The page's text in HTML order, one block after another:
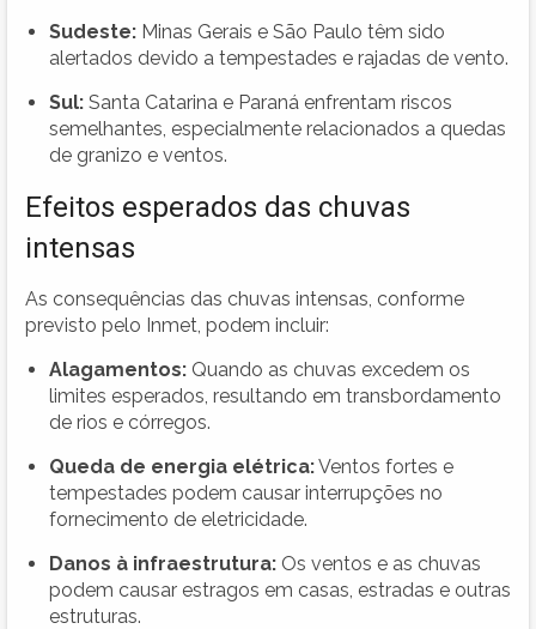
Sudeste: Minas Gerais e São Paulo têm sido
alertados devido a tempestades e rajadas de vento.
Sul: Santa Catarina e Paraná enfrentam riscos
semelhantes, especialmente relacionados a quedas
de granizo e ventos.
Efeitos esperados das chuvas
intensas
As consequências das chuvas intensas, conforme
previsto pelo Inmet, podem incluir:
Alagamentos: Quando as chuvas excedem os
limites esperados, resultando em transbordamento
de rios e córregos.
Queda de energia elétrica:Ventos fortes e
tempestades podem causar interrupções no
fornecimento de eletricidade.
Danos à infraestrutura: Os ventos e as chuvas
podem causar estragos em casas, estradas e outras
estruturas.